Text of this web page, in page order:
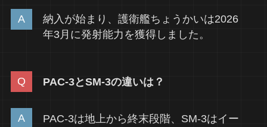
納入が始まり、護衛艦ちょうかいは2026
年3月に発射能力を獲得しました。
PAC-3とSM-3の違いは？
PAC-3は地上から終末段階、SM-3はイー